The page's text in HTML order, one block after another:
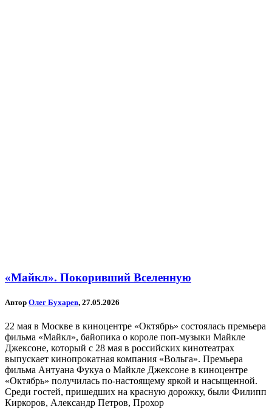
«Майкл». Покоривший Вселенную
Автор Олег Бухарев, 27.05.2026
22 мая в Москве в киноцентре «Октябрь» состоялась премьера
фильма «Майкл», байопика о короле поп-музыки Майкле
Джексоне, который с 28 мая в российских кинотеатрах
выпускает кинопрокатная компания «Вольга». Премьера
фильма Антуана Фукуа о Майкле Джексоне в киноцентре
«Октябрь» получилась по-настоящему яркой и насыщенной.
Среди гостей, пришедших на красную дорожку, были Филипп
Киркоров, Александр Петров, Прохор